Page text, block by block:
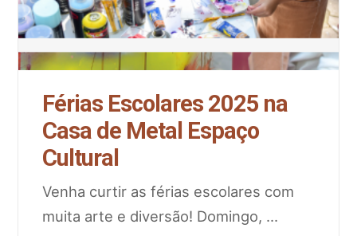
Férias Escolares 2025 na
Casa de Metal Espaço
Cultural
Venha curtir as férias escolares com
muita arte e diversão! Domingo, ...